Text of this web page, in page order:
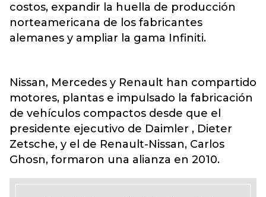
costos, expandir la huella de producción
norteamericana de los fabricantes
alemanes y ampliar la gama Infiniti.
Nissan, Mercedes y Renault han compartido
motores, plantas e impulsado la fabricación
de vehículos compactos desde que el
presidente ejecutivo de Daimler , Dieter
Zetsche, y el de Renault-Nissan, Carlos
Ghosn, formaron una alianza en 2010.